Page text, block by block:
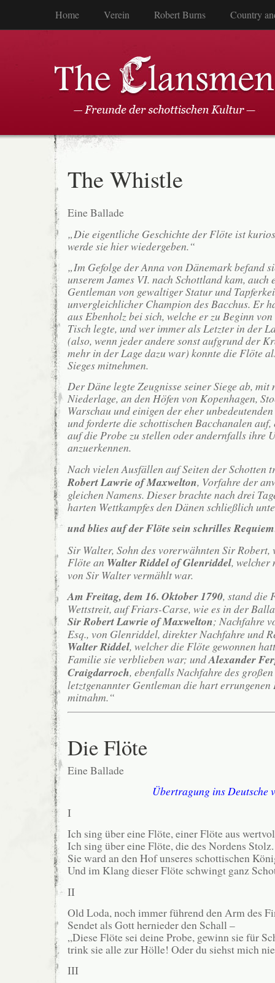
Home Verein Robert Burns Country
The Whistle
Eine Ballade
„Die eigentliche Geschichte der Flöte ist
werde sie hier wiedergeben.“
„Im Gefolge der Anna von Dänemark befand
unserem James VI. nach Schottland kam, auch
Gentleman von gewaltiger Statur und
unvergleichlicher Champion des Bacchus. Er
aus Ebenholz bei sich, welche er zu Beginn
Tisch legte, und wer immer als Letzter in der
(also, wenn jeder andere sonst aufgrund der
mehr in der Lage dazu war) konnte die Flöte
Sieges mitnehmen.
Der Däne legte Zeugnisse seiner Siege ab, mit
Niederlage, an den Höfen von Kopenhagen,
Warschau und einigen der eher
und forderte die schottischen Bacchanalen
auf die Probe zu stellen oder andernfalls ihre
anzuerkennen.
Nach vielen Ausfällen auf Seiten der Schotten
Robert Lawrie of Maxwelton, Vorfahre der
gleichen Namens. Dieser brachte nach drei
harten Wettkampfes den Dänen schließlich
und blies auf der Flöte sein schrilles Requiem
Sir Walter, Sohn des vorerwähnten Sir
Flöte an Walter Riddel of Glenriddel, welcher
von Sir Walter vermählt war.
Am Freitag, dem 16. Oktober 1790, stand die
Wettstreit, auf Friars-Carse, wie es in der
Sir Robert Lawrie of Maxwelton; Nachfahre
Esq., von Glenriddel, direkter Nachfahre und
Walter Riddel, welcher die Flöte gewonnen
Familie sie verblieben war; undAlexander
Craigdarroch, ebenfalls Nachfahre des
letztgenannter Gentleman die hart errungenen
mitnahm.“
Die Flöte
Eine Ballade
Übertragung ins Deutsche
I
Ich sing über eine Flöte, einer Flöte aus
Ich sing über eine Flöte, die des Nordens Stolz.
Sie ward an den Hof unseres schottischen
Und im Klang dieser Flöte schwingt ganz
II
Old Loda, noch immer führend den Arm des
Sendet als Gott hernieder den Schall –
„Diese Flöte sei deine Probe, gewinn sie für
trink sie alle zur Hölle! Oder du siehst mich
III